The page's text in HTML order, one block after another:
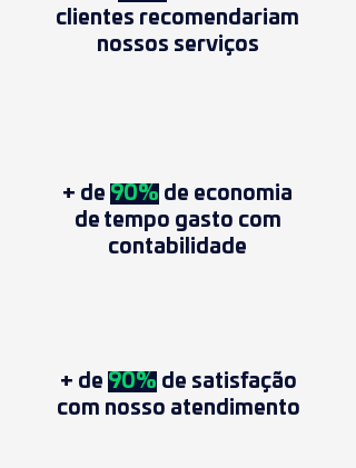
clientes recomendariam
nossos serviços
+ de 90% de economia
de tempo gasto com
contabilidade
+ de 90% de satisfação
com nosso atendimento